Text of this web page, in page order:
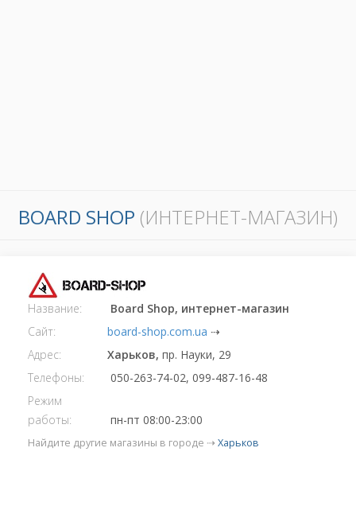
BOARD SHOP (ИНТЕРНЕТ-МАГАЗИН)
Название:
Board Shop, интернет-магазин
Сайт:
board-shop.com.ua ⇢
Адрес:
Харьков, пр. Науки, 29
Телефоны:
050-263-74-02, 099-487-16-48
Режим
работы:
пн-пт 08:00-23:00
Найдите другие магазины в городе ⇢ Харьков